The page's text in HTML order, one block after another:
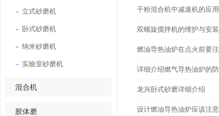
立式砂磨机
卧式砂磨机
纳米砂磨机
实验室砂磨机
混合机
胶体磨
干粉混合机中减速机的应用
双螺旋搅拌机的维护与安装
燃油导热油炉在点火前要
详细介绍燃气导热油炉的
龙兴卧式砂磨详细介绍
设计燃油导热油炉应该注